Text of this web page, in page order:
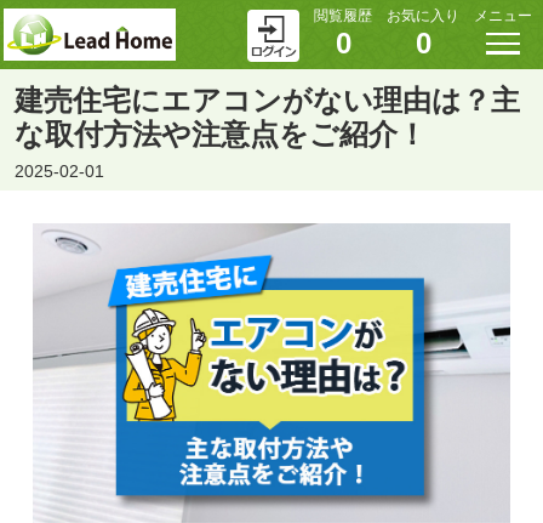
閲覧履歴
0
お気に入り
0
メニュー
建売住宅にエアコンがない理由は？主
な取付方法や注意点をご紹介！
2025-02-01